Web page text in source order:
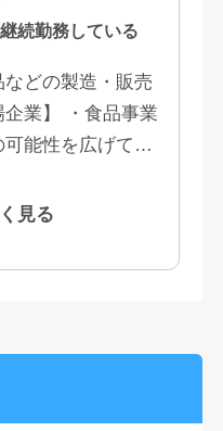
続勤務している
などの製造・販売
業】 ・食品事業
可能性を広げてい
国際事業（40の
見る